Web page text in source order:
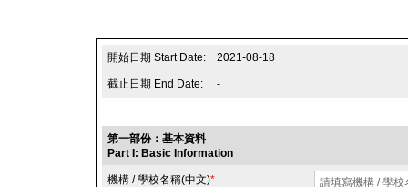
開始日期 Start Date: 2021-08-18
截止日期 End Date: -
第一部份：基本資料
Part I: Basic Information
機構 / 學校名稱(中文)*